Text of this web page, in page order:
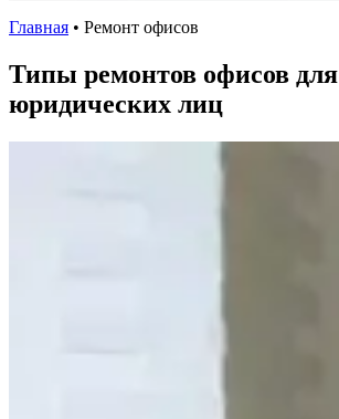
Главная • Ремонт офисов
Типы ремонтов офисов для
юридических лиц